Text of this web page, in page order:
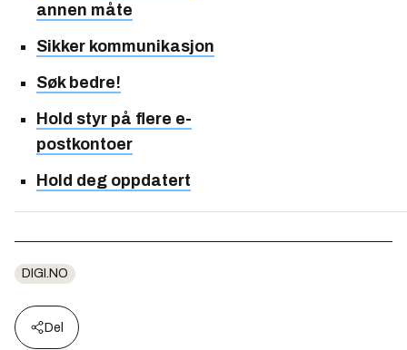
annen måte
Sikker kommunikasjon
Søk bedre!
Hold styr på flere e-
postkontoer
Hold deg oppdatert
DIGI.NO
Del